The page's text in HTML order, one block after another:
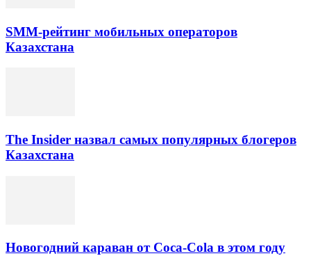
SMM-рейтинг мобильных операторов
Казахстана
The Insider назвал самых популярных блогеров
Казахстана
Новогодний караван от Coca-Cola в этом году